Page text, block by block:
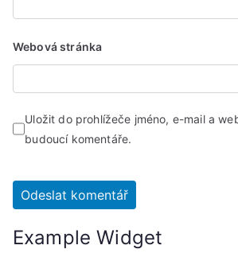
Webová stránka
Uložit do prohlížeče jméno, e-mail a
budoucí komentáře.
Example Widget